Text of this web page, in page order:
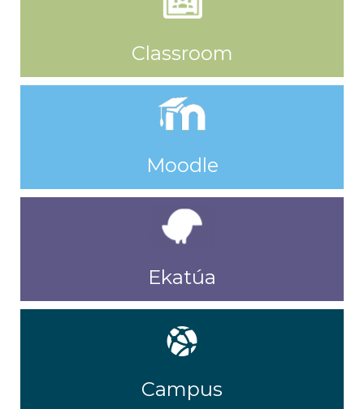
Classroom
Moodle
Ekatúa
Campus